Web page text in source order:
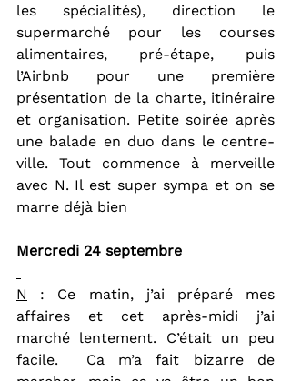
les spécialités), direction le
supermarché pour les courses
alimentaires, pré-étape, puis
l’Airbnb pour une première
présentation de la charte, itinéraire
et organisation. Petite soirée après
une balade en duo dans le centre-
ville. Tout commence à merveille
avec N. Il est super sympa et on se
marre déjà bien
Mercredi 24 septembre
N
: Ce matin, j’ai préparé mes
affaires et cet après-midi j’ai
marché lentement. C’était un peu
facile.  Ca m’a fait bizarre de